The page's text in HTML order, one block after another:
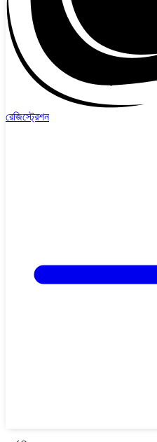
রেজিস্ট্রেশন